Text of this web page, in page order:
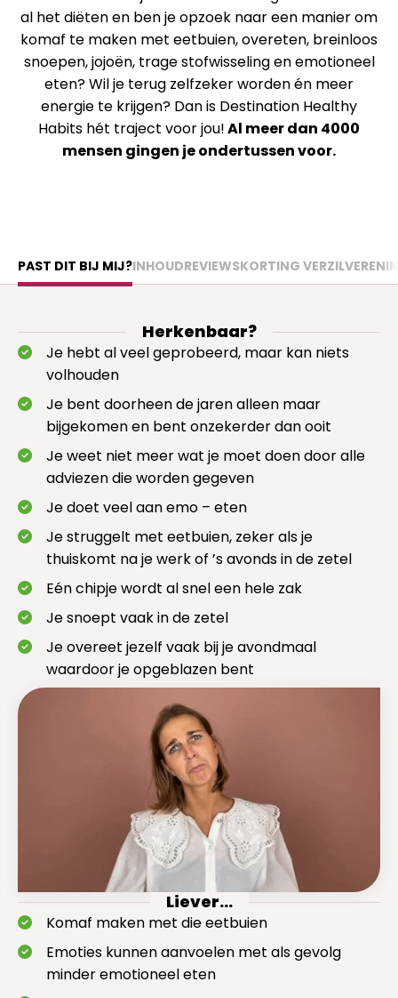
al het diëten en ben je opzoek naar een manier om
komaf te maken met eetbuien, overeten, breinloos
snoepen, jojoën, trage stofwisseling en emotioneel
eten? Wil je terug zelfzeker worden én meer
energie te krijgen? Dan is Destination Healthy
Habits hét traject voor jou!Al meer dan 4000
mensen gingen je ondertussen voor.
PAST DIT BIJ MIJ?INHOUDREVIEWSKORTING VERZILVEREN
Herkenbaar?
Je hebt al veel geprobeerd, maar kan niets
volhouden
Je bent doorheen de jaren alleen maar
bijgekomen en bent onzekerder dan ooit
Je weet niet meer wat je moet doen door alle
adviezen die worden gegeven
Je doet veel aan emo – eten
Je struggelt met eetbuien, zeker als je
thuiskomt na je werk of ’s avonds in de zetel
Eén chipje wordt al snel een hele zak
Je snoept vaak in de zetel
Je overeet jezelf vaak bij je avondmaal
waardoor je opgeblazen bent
Liever...
Komaf maken met die eetbuien
Emoties kunnen aanvoelen met als gevolg
minder emotioneel eten